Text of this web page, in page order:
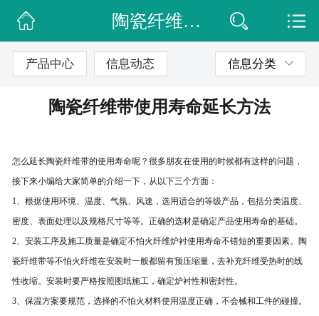
网站首页
公司简介
联系我们
陶瓷纤维带使用寿命延长方法
产品中心 信息动态 信息分类
陶瓷纤维带使用寿命延长方法
怎么延长陶瓷纤维带的使用寿命呢？很多朋友在使用的时候都有这样的问题，
接下来小编给大家简单的介绍一下，从以下三个方面：
1、根据使用环境、温度、气氛、风速，选用适合的等级产品，包括分类温度、
密度、表面处理以及规格尺寸等等。正确的选材是确定产品使用寿命的基础。
2、安装工序及施工质量是确定不怕火纤维炉衬使用寿命不错短的重要因素。陶
瓷纤维带等不怕火纤维在安装时一般都留有预压缩量，去补充纤维受热时的线
性收缩。安装时要严格按照图纸施工，确定炉衬性和密封性。
3、保温方案要规范，选择的不怕火材料使用温度正确，不会械和工件的碰撞。